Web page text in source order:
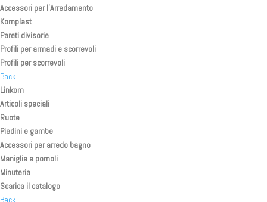
Accessori per l’Arredamento
Komplast
Pareti divisorie
Profili per armadi e scorrevoli
Profili per scorrevoli
Back
Linkom
Articoli speciali
Ruote
Piedini e gambe
Accessori per arredo bagno
Maniglie e pomoli
Minuteria
Scarica il catalogo
Back